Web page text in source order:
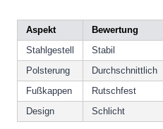
Aspekt
Bewertung
Stahlgestell
Stabil
Polsterung
Durchschnittlich
Fußkappen
Rutschfest
Design
Schlicht